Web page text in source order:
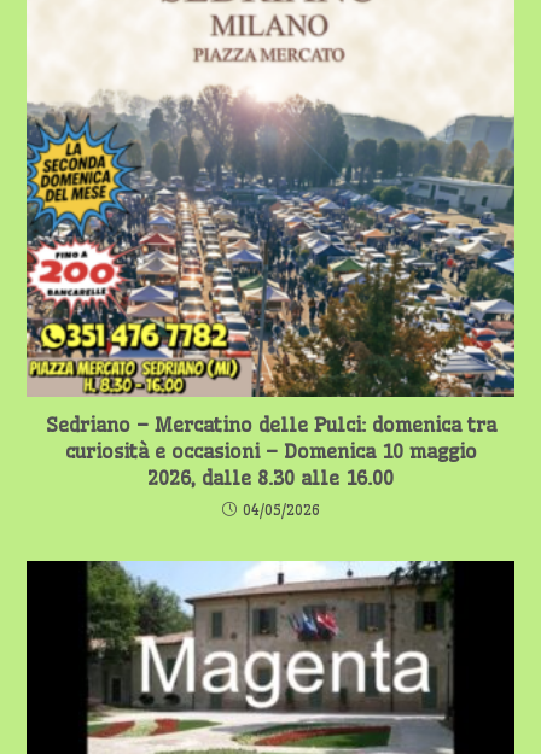
Sedriano – Mercatino delle Pulci: domenica tra
curiosità e occasioni – Domenica 10 maggio
2026, dalle 8.30 alle 16.00
04/05/2026